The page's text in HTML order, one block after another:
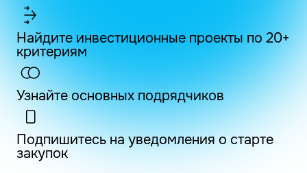
Найдите инвестиционные проекты по 20+
критериям
Узнайте основных подрядчиков
Подпишитесь на уведомления о старте
закупок